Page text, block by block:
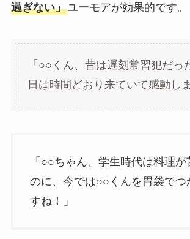
過ぎない」ユーモアが効果的です。
「○○くん、昔は遅刻常習犯だっ
日は時間どおり来ていて感動し
「○○ちゃん、学生時代は料理が
のに、今では○○くんを胃袋でつ
すね！」